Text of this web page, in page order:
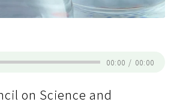
00:00 / 00:00
on Science and